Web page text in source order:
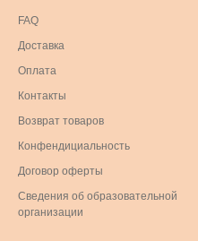
FAQ
Доставка
Оплата
Контакты
Возврат товаров
Конфендициальность
Договор оферты
Сведения об образовательной
организации